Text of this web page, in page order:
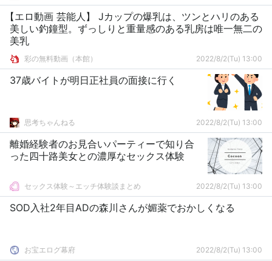
【エロ動画 芸能人】 Jカップの爆乳は、ツンとハリのある
美しい釣鐘型。ずっしりと重量感のある乳房は唯一無二の
美乳
彩の無料動画（本館） 2022/8/2(Tu) 13:00
37歳バイトが明日正社員の面接に行く
思考ちゃんねる 2022/8/2(Tu) 13:00
離婚経験者のお見合いパーティーで知り合
った四十路美女との濃厚なセックス体験
セックス体験～エッチ体験談まとめ 2022/8/2(Tu) 13:00
SOD入社2年目ADの森川さんが媚薬でおかしくなる
お宝エログ幕府 2022/8/2(Tu) 13:00